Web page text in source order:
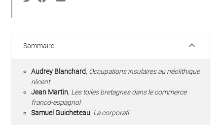
Sommaire keyboard_arrow_down
Audrey Blanchard, Occupations insulaires au néolithique
récent
Jean Martin, Les toiles bretagnes dans le commerce
franco-espagnol
Samuel Guicheteau, La corporati